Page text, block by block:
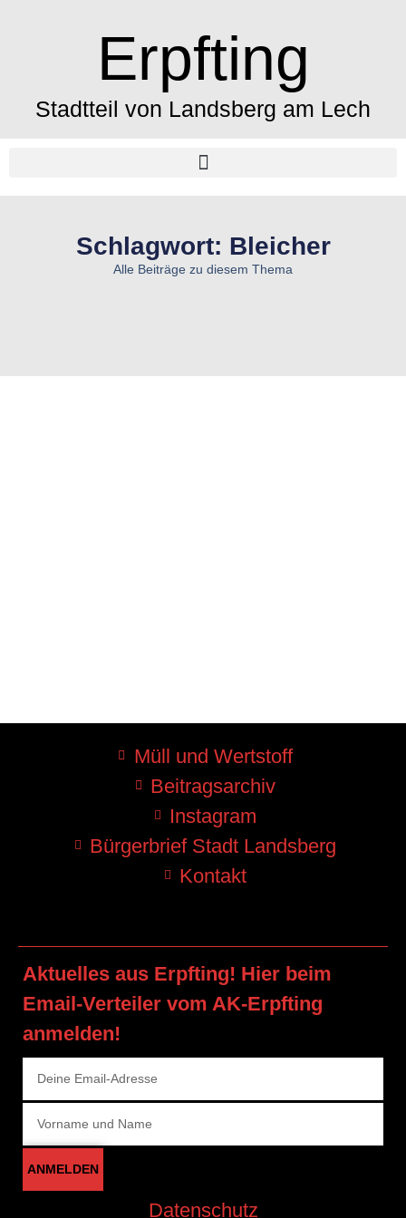
Erpfting
Stadtteil von Landsberg am Lech
Schlagwort: Bleicher
Alle Beiträge zu diesem Thema
Müll und Wertstoff
Beitragsarchiv
Instagram
Bürgerbrief Stadt Landsberg
Kontakt
Aktuelles aus Erpfting! Hier beim
Email-Verteiler vom AK-Erpfting
anmelden!
ANMELDEN
Datenschutz